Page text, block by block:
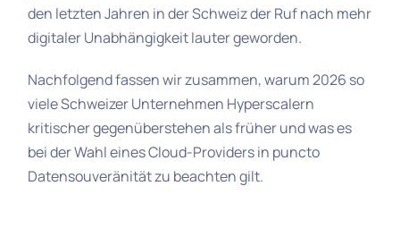
den letzten Jahren in der Schweiz der Ruf nach mehr
digitaler Unabhängigkeit lauter geworden.
Nachfolgend fassen wir zusammen, warum 2026 so
viele Schweizer Unternehmen Hyperscalern
kritischer gegenüberstehen als früher und was es
bei der Wahl eines Cloud-Providers in puncto
Datensouveränität zu beachten gilt.